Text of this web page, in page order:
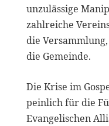
unzulässige
zahlreiche
die
die Gemeinde.
Die Krise im
peinlich für die
Evangelischen